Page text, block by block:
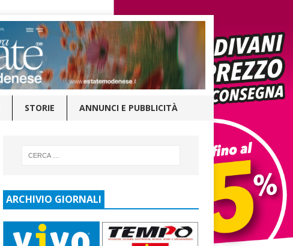
STORIE ANNUNCI E PUBBLICITÀ
ARCHIVIO GIORNALI